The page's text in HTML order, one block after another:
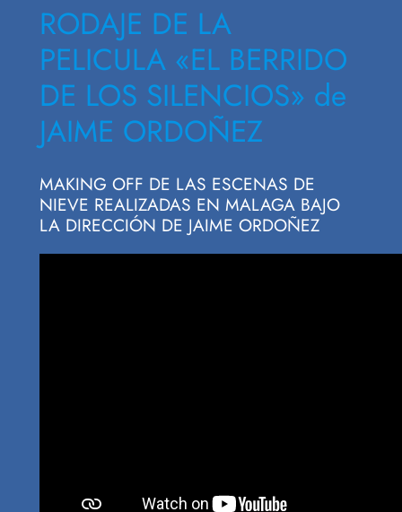
RODAJE DE LA
PELICULA «EL BERRIDO
DE LOS SILENCIOS» de
JAIME ORDOÑEZ
MAKING OFF DE LAS ESCENAS DE
NIEVE REALIZADAS EN MALAGA BAJO
LA DIRECCIÓN DE JAIME ORDOÑEZ